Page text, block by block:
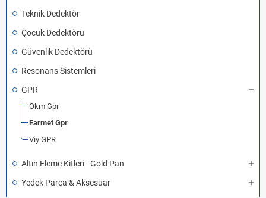
Teknik Dedektör
Çocuk Dedektörü
Güvenlik Dedektörü
Resonans Sistemleri
GPR
Okm Gpr
Farmet Gpr
Viy GPR
Altın Eleme Kitleri - Gold Pan
Yedek Parça & Aksesuar